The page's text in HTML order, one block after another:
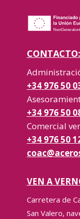
CONTACTO:
+34 976 50
+34 976 50
Comercial
+34 976 50
VEN A
Carretera de
San Valero,